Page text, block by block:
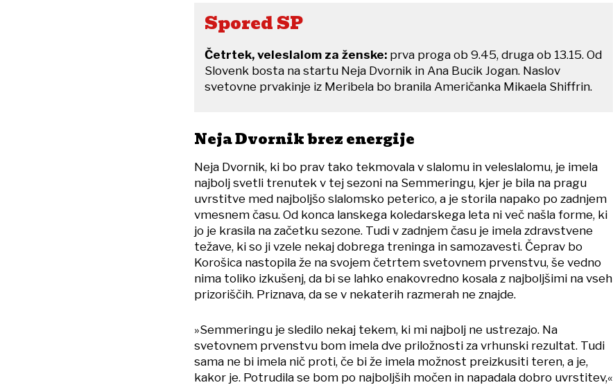
Spored SP
Četrtek, veleslalom za ženske: prva proga ob 9.45, druga ob 13.15. Od
Slovenk bosta na startu Neja Dvornik in Ana Bucik Jogan. Naslov
svetovne prvakinje iz Meribela bo branila Američanka Mikaela Shiffrin.
Neja Dvornik brez energije
Neja Dvornik, ki bo prav tako tekmovala v slalomu in veleslalomu, je imela
najbolj svetli trenutek v tej sezoni na Semmeringu, kjer je bila na pragu
uvrstitve med najboljšo slalomsko peterico, a je storila napako po zadnjem
vmesnem času. Od konca lanskega koledarskega leta ni več našla forme, ki
jo je krasila na začetku sezone. Tudi v zadnjem času je imela zdravstvene
težave, ki so ji vzele nekaj dobrega treninga in samozavesti. Čeprav bo
Korošica nastopila že na svojem četrtem svetovnem prvenstvu, še vedno
nima toliko izkušenj, da bi se lahko enakovredno kosala z najboljšimi na vseh
prizoriščih. Priznava, da se v nekaterih razmerah ne znajde.
»Semmeringu je sledilo nekaj tekem, ki mi najbolj ne ustrezajo. Na
svetovnem prvenstvu bom imela dve priložnosti za vrhunski rezultat. Tudi
sama ne bi imela nič proti, če bi že imela možnost preizkusiti teren, a je,
kakor je. Potrudila se bom po najboljših močen in napadala dobro uvrstitev,«